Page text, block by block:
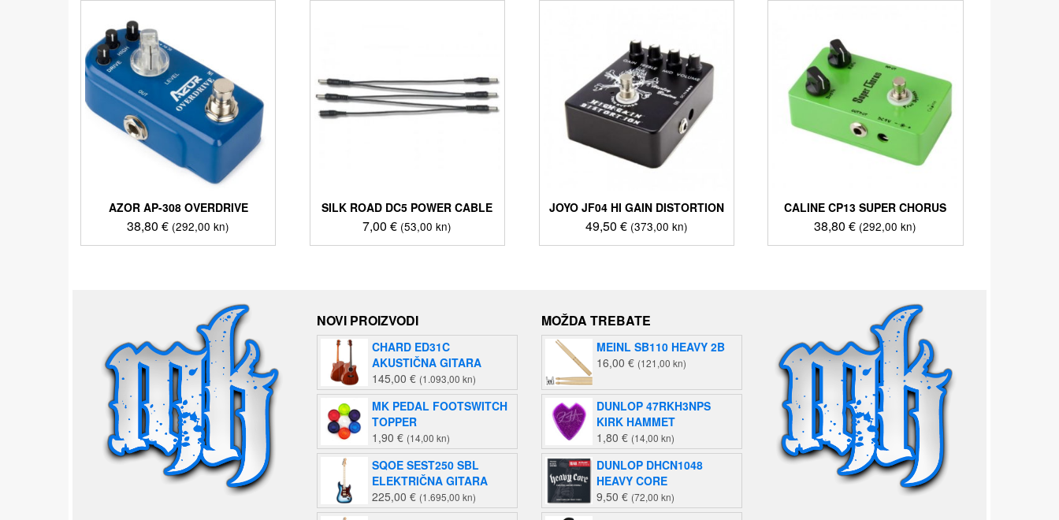
AZOR AP-308 OVERDRIVE
38,80€ (292,00 kn)
SILK ROAD DC5 POWER CABLE
7,00€ (53,00 kn)
JOYO JF04 HI GAIN DISTORTION
49,50 € (373,00 kn)
CALINE CP13 SUPER CHORUS
38,80€ (292,00 kn)
NOVI PROIZVODI
CHARD ED31C
AKUSTIČNA GITARA
145,00 € (1.093,00 kn)
MK PEDAL FOOTSWITCH
TOPPER
1,90 € (14,00 kn)
SQOE SEST250 SBL
ELEKTRIČNA GITARA
225,00 € (1.695,00 kn)
MOŽDA TREBATE
MEINL SB110 HEAVY 2B
16,00 € (121,00 kn)
DUNLOP 47RKH3NPS
KIRK HAMMET
1,80 € (14,00 kn)
DUNLOP DHCN1048
HEAVY CORE
9,50 € (72,00 kn)